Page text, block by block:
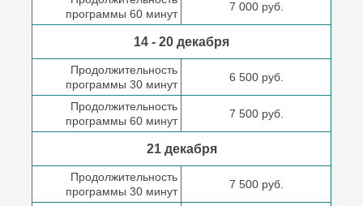
программы 60 минут
7 000 руб.
14 - 20 декабря
Продолжительность
программы 30 минут
6 500 руб.
Продолжительность
программы 60 минут
7 500 руб.
21 декабря
Продолжительность
программы 30 минут
7 500 руб.